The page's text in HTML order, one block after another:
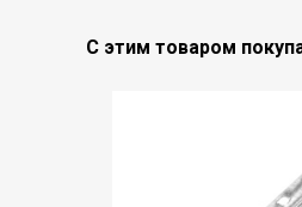
С этим товаром